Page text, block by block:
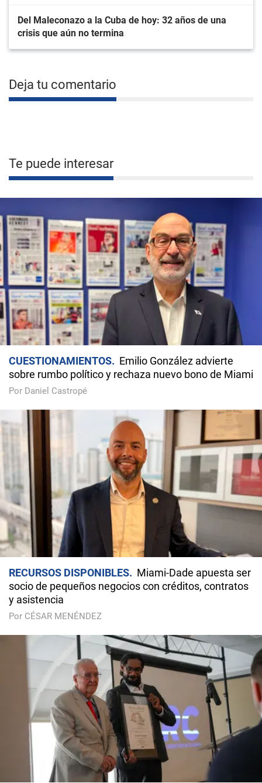
Del Maleconazo a la Cuba de hoy: 32 años de una
crisis que aún no termina
Deja tu comentario
Te puede interesar
CUESTIONAMIENTOS
Emilio González advierte
sobre rumbo político y rechaza nuevo bono de Miami
Por Daniel Castropé
RECURSOS DISPONIBLES
Miami-Dade apuesta ser
socio de pequeños negocios con créditos, contratos
y asistencia
Por CÉSAR MENÉNDEZ